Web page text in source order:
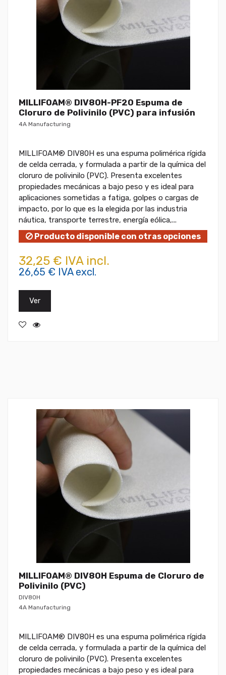
MILLIFOAM® DIV80H-PF20 Espuma de
Cloruro de Polivinilo (PVC) para infusión
4A Manufacturing
MILLIFOAM® DIV80H es una espuma polimérica rígida
de celda cerrada, y formulada a partir de la química del
cloruro de polivinilo (PVC). Presenta excelentes
propiedades mecánicas a bajo peso y es ideal para
aplicaciones sometidas a fatiga, golpes o cargas de
impacto, por lo que es la elegida por las industria
náutica, transporte terrestre, energía eólica,...
Producto disponible con otras opciones
32,25 € IVA incl.
26,65 € IVA excl.
Ver
MILLIFOAM® DIV80H Espuma de Cloruro de
Polivinilo (PVC)
DIV80H
4A Manufacturing
MILLIFOAM® DIV80H es una espuma polimérica rígida
de celda cerrada, y formulada a partir de la química del
cloruro de polivinilo (PVC). Presenta excelentes
propiedades mecánicas a bajo peso y es ideal para